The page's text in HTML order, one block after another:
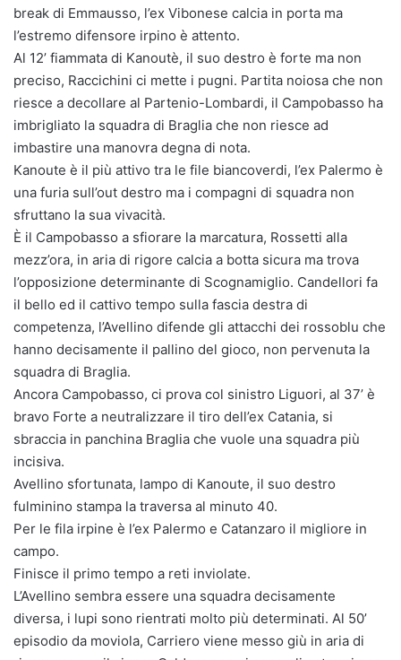
break di Emmausso, l’ex Vibonese calcia in porta ma
l’estremo difensore irpino è attento.
Al 12’ fiammata di Kanoutè, il suo destro è forte ma non
preciso, Raccichini ci mette i pugni. Partita noiosa che non
riesce a decollare al Partenio-Lombardi, il Campobasso ha
imbrigliato la squadra di Braglia che non riesce ad
imbastire una manovra degna di nota.
Kanoute è il più attivo tra le file biancoverdi, l’ex Palermo è
una furia sull’out destro ma i compagni di squadra non
sfruttano la sua vivacità.
È il Campobasso a sfiorare la marcatura, Rossetti alla
mezz’ora, in aria di rigore calcia a botta sicura ma trova
l’opposizione determinante di Scognamiglio. Candellori fa
il bello ed il cattivo tempo sulla fascia destra di
competenza, l’Avellino difende gli attacchi dei rossoblu che
hanno decisamente il pallino del gioco, non pervenuta la
squadra di Braglia.
Ancora Campobasso, ci prova col sinistro Liguori, al 37’ è
bravo Forte a neutralizzare il tiro dell’ex Catania, si
sbraccia in panchina Braglia che vuole una squadra più
incisiva.
Avellino sfortunata, lampo di Kanoute, il suo destro
fulminino stampa la traversa al minuto 40.
Per le fila irpine è l’ex Palermo e Catanzaro il migliore in
campo.
Finisce il primo tempo a reti inviolate.
L’Avellino sembra essere una squadra decisamente
diversa, i lupi sono rientrati molto più determinati. Al 50’
episodio da moviola, Carriero viene messo giù in aria di